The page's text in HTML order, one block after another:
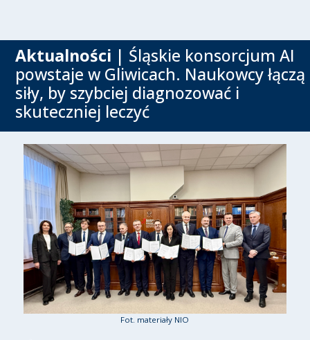
Aktualności | Śląskie konsorcjum AI
powstaje w Gliwicach. Naukowcy łączą
siły, by szybciej diagnozować i
skuteczniej leczyć
Fot. materiały NIO